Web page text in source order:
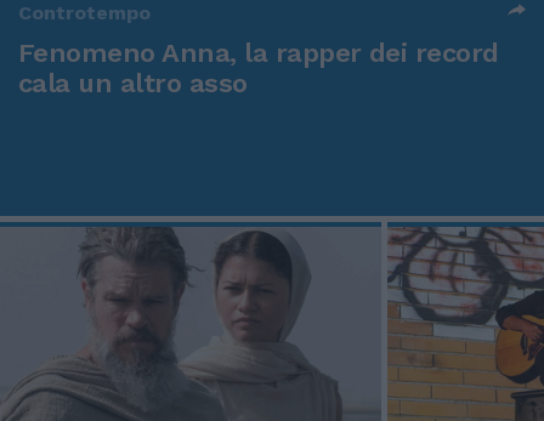
Controtempo
Fenomeno Anna, la rapper dei record
cala un altro asso